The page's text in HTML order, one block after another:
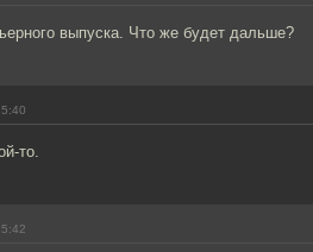
выпуска. Что же будет дальше?
то.